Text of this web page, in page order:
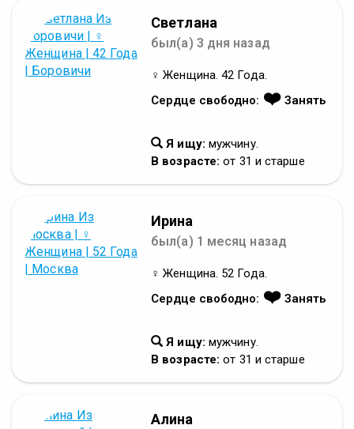
Светлана
был(а) 3 дня назад
♀ Женщина. 42 Года.
Сердце свободно: ❤️Занять
Я ищу: мужчину.
В возрасте: от 31 и старше
Ирина
был(а) 1 месяц назад
♀ Женщина. 52 Года.
Сердце свободно: ❤️Занять
Я ищу: мужчину.
В возрасте: от 31 и старше
Алина